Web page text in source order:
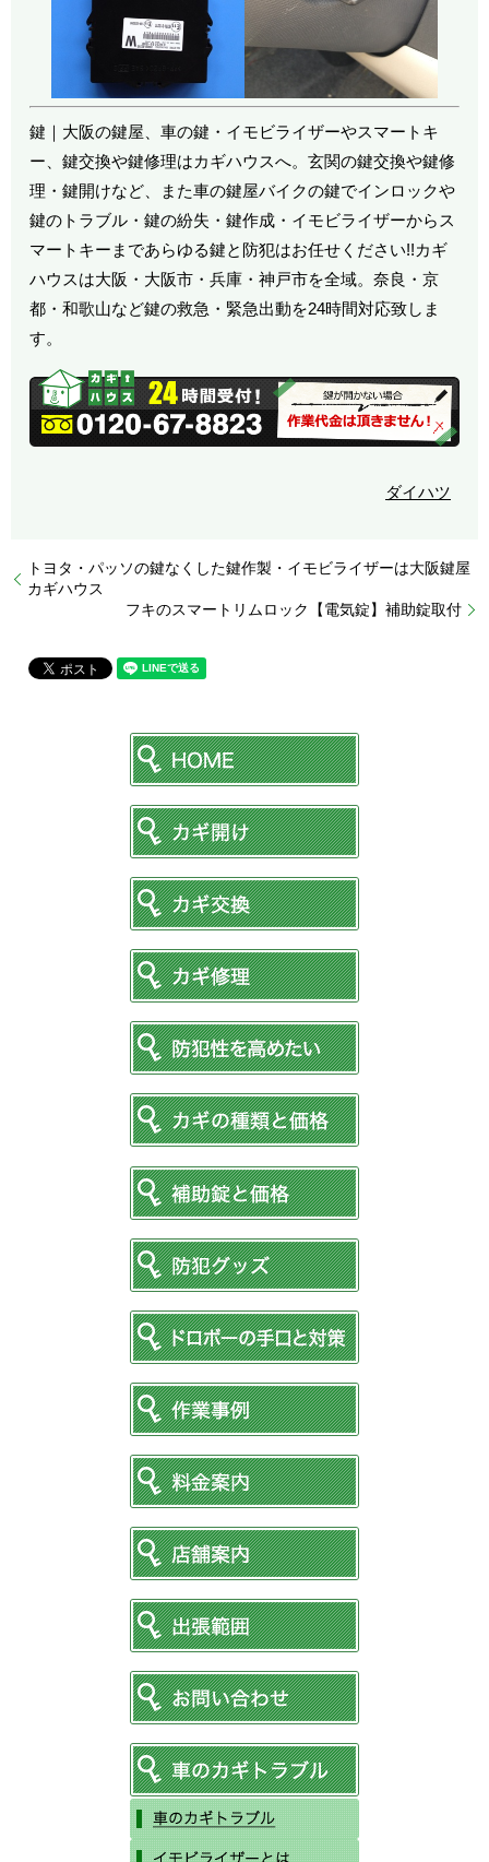
鍵｜大阪の鍵屋、車の鍵・イモビライザーやスマートキ
ー、鍵交換や鍵修理はカギハウスへ。玄関の鍵交換や鍵修
理・鍵開けなど、また車の鍵屋バイクの鍵でインロックや
鍵のトラブル・鍵の紛失・鍵作成・イモビライザーからス
マートキーまであらゆる鍵と防犯はお任せください!!カギ
ハウスは大阪・大阪市・兵庫・神戸市を全域。奈良・京
都・和歌山など鍵の救急・緊急出動を24時間対応致しま
す。
ダイハツ
トヨタ・パッソの鍵なくした鍵作製・イモビライザーは大阪鍵屋
カギハウス
フキのスマートリムロック【電気錠】補助錠取付